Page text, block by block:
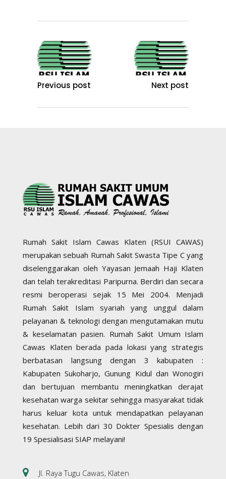
Previous post Next post
Rumah Sakit Islam Cawas Klaten (RSUI CAWAS)
merupakan sebuah Rumah Sakit Swasta Tipe C yang
diselenggarakan oleh Yayasan Jemaah Haji Klaten
dan telah terakreditasi Paripurna. Berdiri dan secara
resmi beroperasi sejak 15 Mei 2004. Menjadi
Rumah Sakit Islam syariah yang unggul dalam
pelayanan & teknologi dengan mengutamakan mutu
& keselamatan pasien. Rumah Sakit Umum Islam
Cawas Klaten berada pada lokasi yang strategis
berbatasan langsung dengan 3 kabupaten :
Kabupaten Sukoharjo, Gunung Kidul dan Wonogiri
dan bertujuan membantu meningkatkan derajat
kesehatan warga sekitar sehingga masyarakat tidak
harus keluar kota untuk mendapatkan pelayanan
kesehatan. Lebih dari 30 Dokter Spesialis dengan
19 Spesialisasi SIAP melayani!
Jl. Raya Tugu Cawas, Klaten